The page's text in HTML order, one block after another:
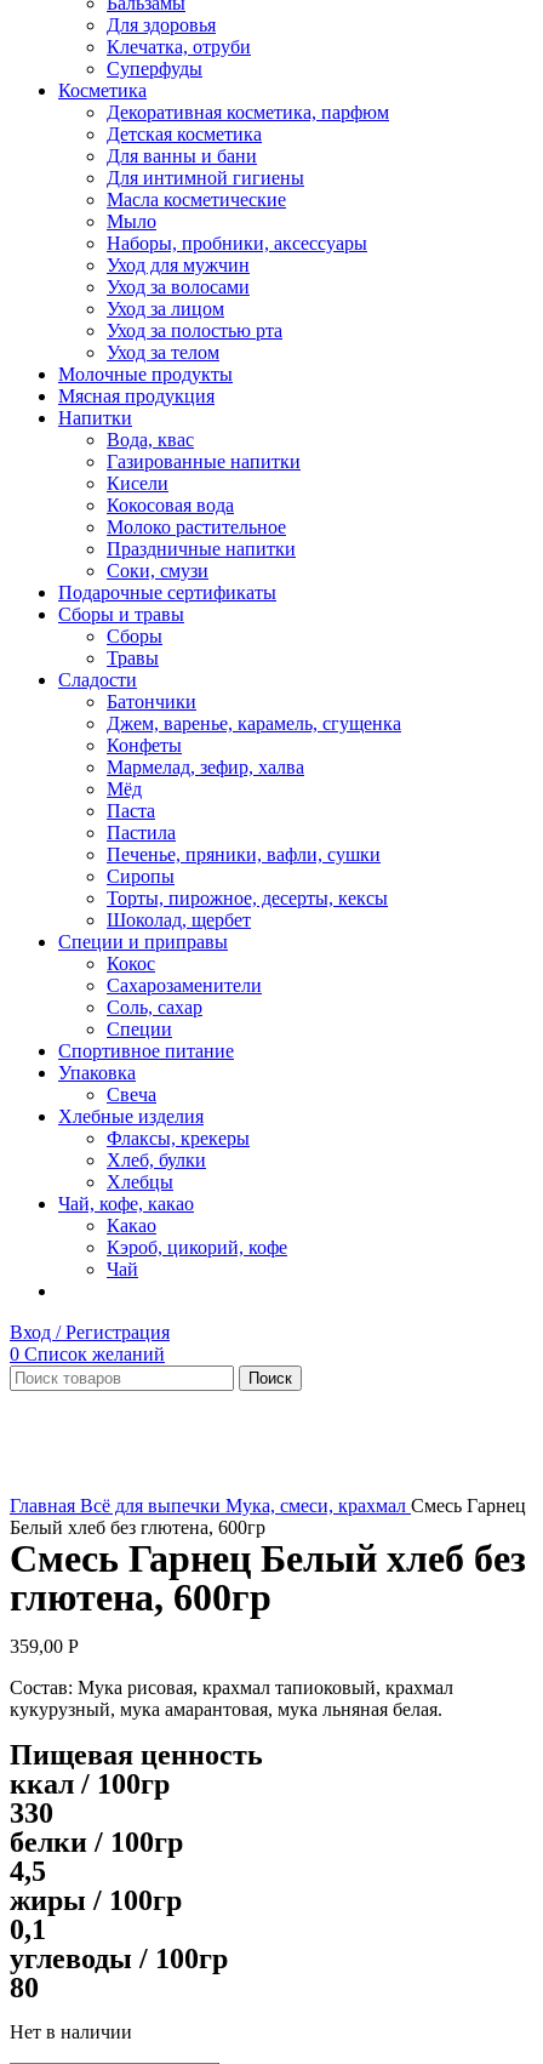
Для здоровья
Клечатка, отруби
Суперфуды
Косметика
Декоративная косметика, парфюм
Детская косметика
Для ванны и бани
Для интимной гигиены
Масла косметические
Мыло
Наборы, пробники, аксессуары
Уход для мужчин
Уход за волосами
Уход за лицом
Уход за полостью рта
Уход за телом
Молочные продукты
Мясная продукция
Напитки
Вода, квас
Газированные напитки
Кисели
Кокосовая вода
Молоко растительное
Праздничные напитки
Соки, смузи
Подарочные сертификаты
Сборы и травы
Сборы
Травы
Сладости
Батончики
Джем, варенье, карамель, сгущенка
Конфеты
Мармелад, зефир, халва
Мёд
Паста
Пастила
Печенье, пряники, вафли, сушки
Сиропы
Торты, пирожное, десерты, кексы
Шоколад, щербет
Специи и приправы
Кокос
Сахарозаменители
Соль, сахар
Специи
Спортивное питание
Упаковка
Свеча
Хлебные изделия
Флаксы, крекеры
Хлеб, булки
Хлебцы
Чай, кофе, какао
Какао
Кэроб, цикорий, кофе
Чай
Вход / Регистрация
0 Список желаний
Поиск
Главная Всё для выпечки Мука, смеси, крахмал Смесь Гарнец
Белый хлеб без глютена, 600гр
Смесь Гарнец Белый хлеб без
глютена, 600гр
359,00 Р
Состав: Мука рисовая, крахмал тапиоковый, крахмал
кукурузный, мука амарантовая, мука льняная белая.
Пищевая ценность
ккал / 100гр
330
белки / 100гр
4,5
жиры / 100гр
0,1
углеводы / 100гр
80
Нет в наличии